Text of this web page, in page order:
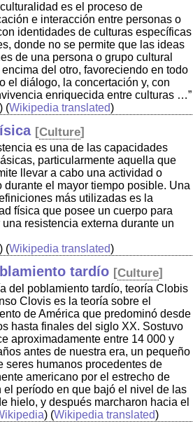
es el proceso de
e interacción entre personas o
identidades de culturas específicas
donde no se permite que las ideas
de una persona o grupo cultural
del otro, favoreciendo en todo
el diálogo, la concertación y, con
enriquecida entre culturas …”
) (Wikipedia translated)
[Culture]
es una de las capacidades
particularmente aquella que
llevar a cabo una actividad o
durante el mayor tiempo posible. Una
más utilizadas es la
física que posee un cuerpo para
una resistencia externa durante un
) (Wikipedia translated)
tardío [Culture]
del poblamiento tardío, teoría Clobis
Clovis es la teoría sobre el
de América que predominó desde
hasta finales del siglo XX. Sostuvo
aproximadamente entre 14 000 y
antes de nuestra era, un pequeño
seres humanos procedentes de
americano por el estrecho de
el período en que bajó el nivel de las
hielo, y después marcharon hacia el
) (Wikipedia translated)